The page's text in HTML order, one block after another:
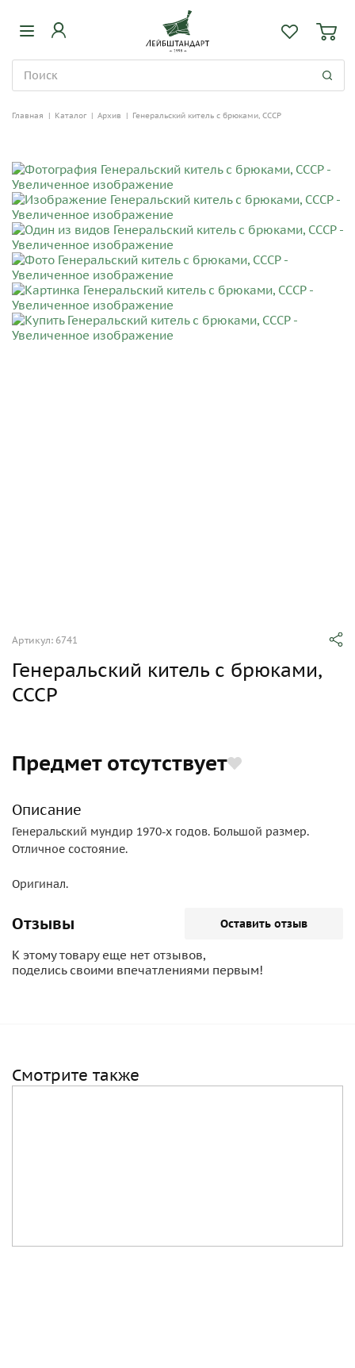
Главная | Каталог | Архив | Генеральский китель с брюками, СССР
Артикул: 6741
Генеральский китель с брюками,
СССР
Предмет отсутствует
Описание
Генеральский мундир 1970-х годов. Большой размер.
Отличное состояние.
Оригинал.
Отзывы Оставить отзыв
К этому товару еще нет отзывов,
поделись своими впечатлениями первым!
Смотрите также